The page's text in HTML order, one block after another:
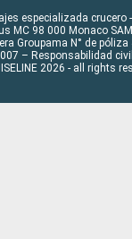
especializada crucero -
MC 98 000 Monaco
Groupama N° de
– Responsabilidad
2026 - all rights